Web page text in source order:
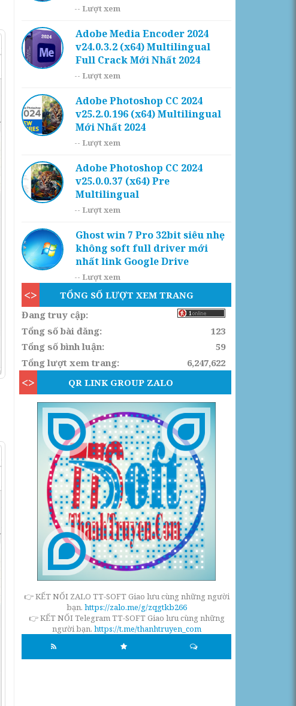
-- Lượt xem
Adobe Media Encoder 2024
v24.0.3.2 (x64) Multilingual
Full Crack Mới Nhất 2024
-- Lượt xem
Adobe Photoshop CC 2024
v25.2.0.196 (x64) Multilingual
Mới Nhất 2024
-- Lượt xem
Adobe Photoshop CC 2024
v25.0.0.37 (x64) Pre
Multilingual
-- Lượt xem
Ghost win 7 Pro 32bit siêu nhẹ
không soft full driver mới
nhất link Google Drive
-- Lượt xem
TỔNG SỐ LƯỢT XEM TRANG
Đang truy cập:
Tổng số bài đăng:
123
Tổng số bình luận:
59
Tổng lượt xem trang:
6,247,622
QR LINK GROUP ZALO
👉 KẾT NỐI ZALO TT-SOFT Giao lưu cùng những người
bạn. https://zalo.me/g/zqgtkb266
👉 KẾT NỐI Telegram TT-SOFT Giao lưu cùng những
người bạn. https://t.me/thanhtruyen_com